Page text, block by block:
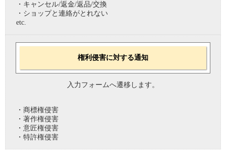
・キャンセル/返金/返品/交換
・ショップと連絡がとれない
etc.
権利侵害に対する通知
入力フォームへ遷移します。
・商標権侵害
・著作権侵害
・意匠権侵害
・特許権侵害